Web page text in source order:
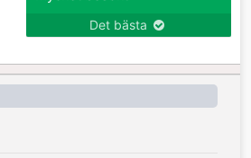
Det bästa